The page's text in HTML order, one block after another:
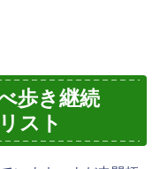
歩き継続
スト